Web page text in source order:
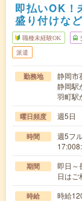
即払いOK！
盛り付けなど
職種未経験OK
派遣
勤務地
静岡市
静岡駅
羽町駅
曜日頻度 週5日
時間
週5フ
期間
即日～
日はご
時給 時給